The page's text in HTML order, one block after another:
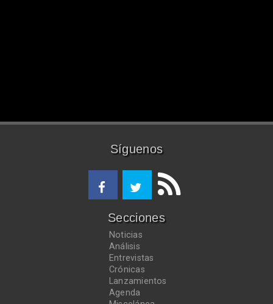
Síguenos
Secciones
Noticias
Análisis
Entrevistas
Crónicas
Lanzamientos
Agenda